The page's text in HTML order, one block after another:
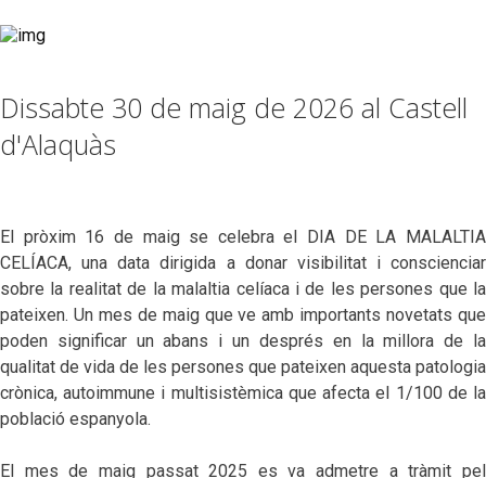
Dissabte 30 de maig de 2026 al Castell
d'Alaquàs
El pròxim 16 de maig se celebra el DIA DE LA MALALTIA
CELÍACA, una data dirigida a donar visibilitat i conscienciar
sobre la realitat de la malaltia celíaca i de les persones que la
pateixen. Un mes de maig que ve amb importants novetats que
poden significar un abans i un després en la millora de la
qualitat de vida de les persones que pateixen aquesta patologia
crònica, autoimmune i multisistèmica que afecta el 1/100 de la
població espanyola.
El mes de maig passat 2025 es va admetre a tràmit pel